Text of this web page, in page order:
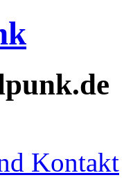
Kontakt